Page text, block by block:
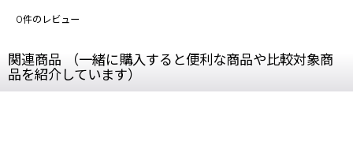
0件のレビュー
関連商品 （一緒に購入すると便利な商品や比較対象商
品を紹介しています）